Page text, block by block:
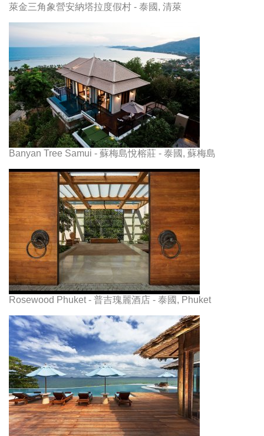
萊金三角象營安納塔拉度假村 - 泰國, 清萊
Banyan Tree Samui - 蘇梅島悅榕莊 - 泰國, 蘇梅島
Rosewood Phuket - 普吉瑰麗酒店 - 泰國, Phuket